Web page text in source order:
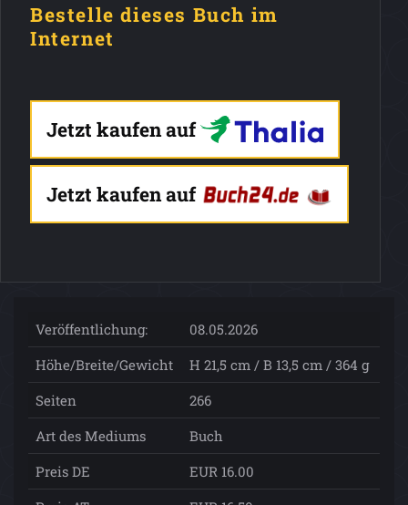
Bestelle dieses Buch im
Internet
Jetzt kaufen auf
Jetzt kaufen auf
Veröffentlichung:
08.05.2026
Höhe/Breite/Gewicht
H 21,5 cm / B 13,5 cm / 364 g
Seiten
266
Art des Mediums
Buch
Preis DE
EUR 16.00